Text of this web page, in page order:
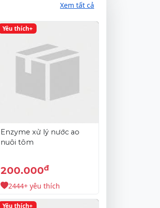
Xem tất cả
Yêu thích+
Enzyme xử lý nước ao
nuôi tôm
200.000đ
2444+ yêu thích
Yêu thích+